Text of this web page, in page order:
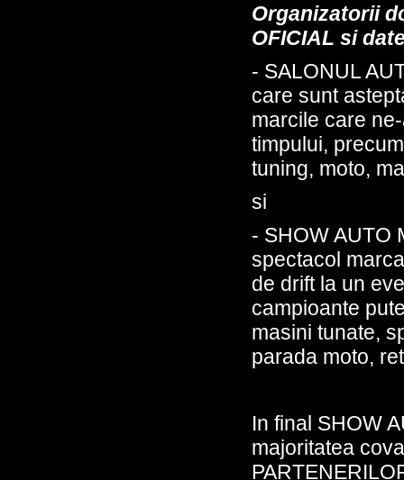
Organizatorii
OFICIAL si
- SALONUL
care sunt
marcile care
timpului,
tuning, moto,
si
- SHOW AUTO
spectacol
de drift la un
campioante
masini tunate,
parada moto,
In final SHOW
majoritatea